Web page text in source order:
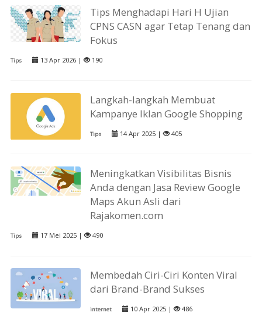
Tips Menghadapi Hari H Ujian
CPNS CASN agar Tetap Tenang dan
Fokus
Tips 13 Apr 2026 | 190
Langkah-langkah Membuat
Kampanye Iklan Google Shopping
Tips 14 Apr 2025 | 405
Meningkatkan Visibilitas Bisnis
Anda dengan Jasa Review Google
Maps Akun Asli dari
Rajakomen.com
Tips 17 Mei 2025 | 490
Membedah Ciri-Ciri Konten Viral
dari Brand-Brand Sukses
internet 10 Apr 2025 | 486